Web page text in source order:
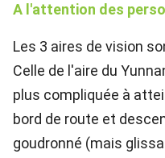
A l'attention des
Les 3 aires de vision
Celle de l'aire du
plus compliquée à
bord de route et
goudronné (mais